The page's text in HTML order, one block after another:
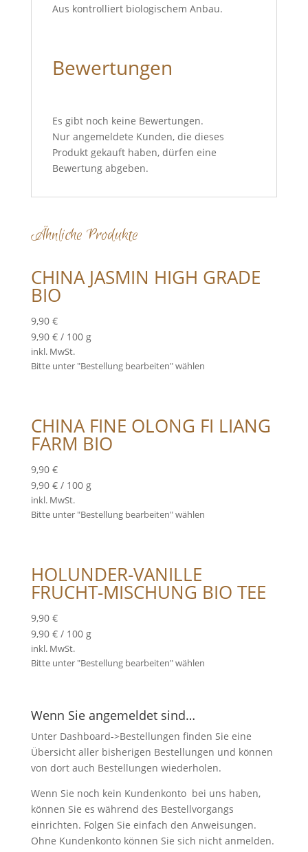
Aus kontrolliert biologischem Anbau.
Bewertungen
Es gibt noch keine Bewertungen.
Nur angemeldete Kunden, die dieses
Produkt gekauft haben, dürfen eine
Bewertung abgeben.
Ähnliche Produkte
CHINA JASMIN HIGH GRADE
BIO
9,90 €
9,90 €/ 100 g
inkl. MwSt.
Bitte unter "Bestellung bearbeiten" wählen
CHINA FINE OLONG FI LIANG
FARM BIO
9,90 €
9,90 €/ 100 g
inkl. MwSt.
Bitte unter "Bestellung bearbeiten" wählen
HOLUNDER-VANILLE
FRUCHT-MISCHUNG BIO TEE
9,90 €
9,90 €/ 100 g
inkl. MwSt.
Bitte unter "Bestellung bearbeiten" wählen
Wenn Sie angemeldet sind…
Unter Dashboard->Bestellungen finden Sie eine
Übersicht aller bisherigen Bestellungen und können
von dort auch Bestellungen wiederholen.
Wenn Sie noch kein Kundenkonto bei uns haben,
können Sie es während des Bestellvorgangs
einrichten. Folgen Sie einfach den Anweisungen.
Ohne Kundenkonto können Sie sich nicht anmelden.